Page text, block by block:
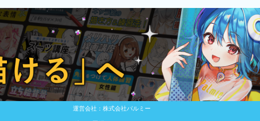
運営会社：株式会社パルミー